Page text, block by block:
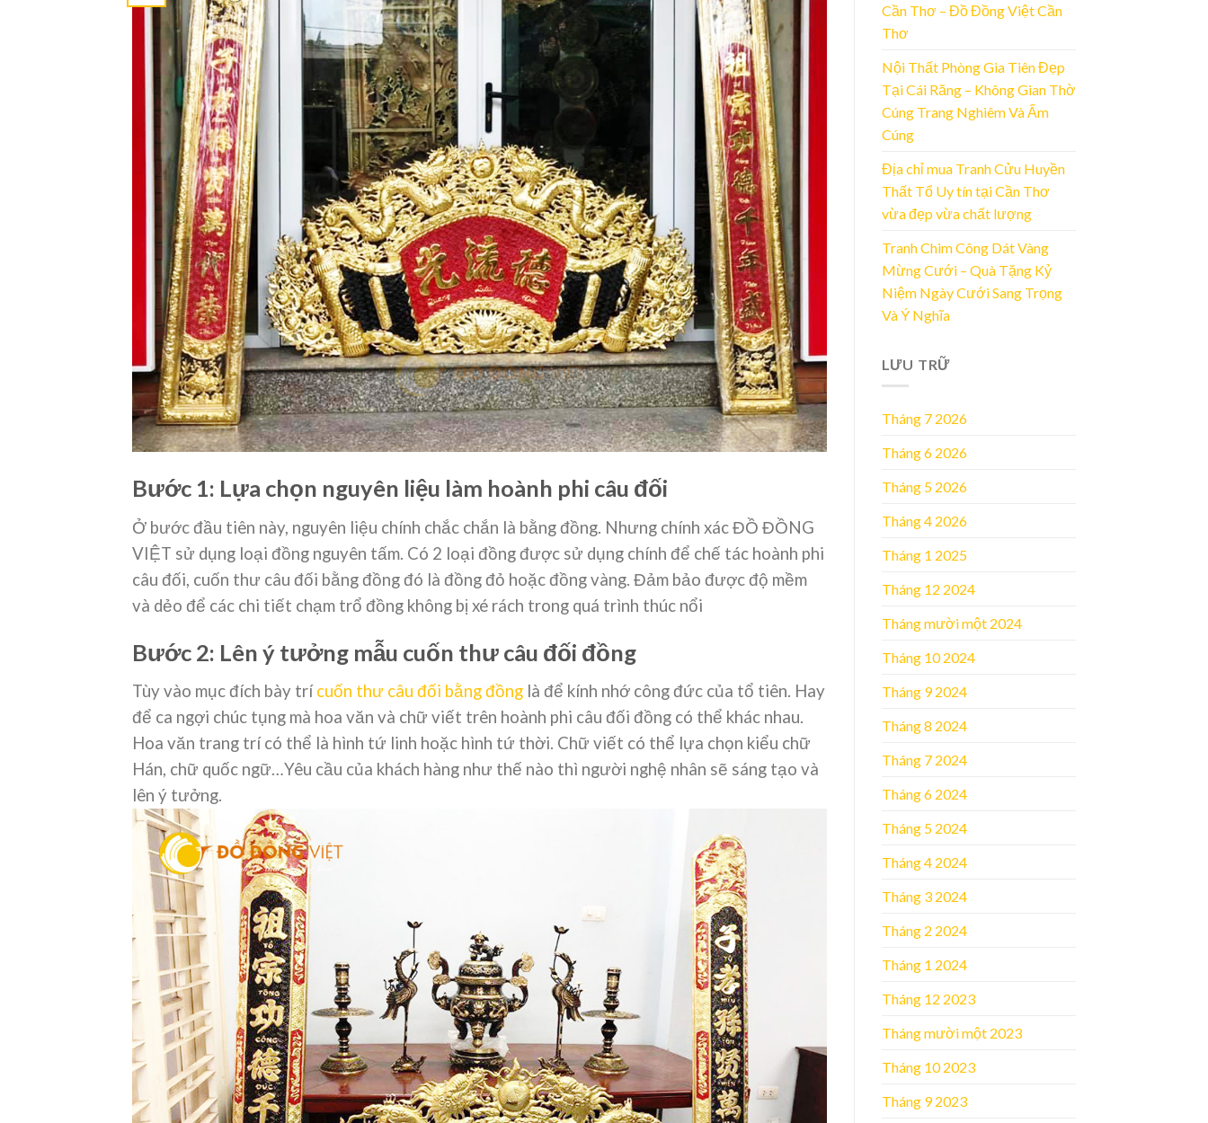
Bước 1: Lựa chọn nguyên liệu làm hoành phi câu đối
Ở bước đầu tiên này, nguyên liệu chính chắc chắn là bằng đồng. Nhưng chính xác ĐỒ ĐỒNG
VIỆT sử dụng loại đồng nguyên tấm. Có 2 loại đồng được sử dụng chính để chế tác hoành phi
câu đối, cuốn thư câu đối bằng đồng đó là đồng đỏ hoặc đồng vàng. Đảm bảo được độ mềm
và dẻo để các chi tiết chạm trổ đồng không bị xé rách trong quá trình thúc nổi
Bước 2: Lên ý tưởng mẫu cuốn thư câu đối đồng
Tùy vào mục đích bày trícuốn thư câu đối bằng đồng là để kính nhớ công đức của tổ tiên. Hay
để ca ngợi chúc tụng mà hoa văn và chữ viết trên hoành phi câu đối đồng có thể khác nhau.
Hoa văn trang trí có thể là hình tứ linh hoặc hình tứ thời. Chữ viết có thể lựa chọn kiểu chữ
Hán, chữ quốc ngữ…Yêu cầu của khách hàng như thế nào thì người nghệ nhân sẽ sáng tạo và
lên ý tưởng.
Cần Thơ – Đồ Đồng Việt Cần
Thơ
Nội Thất Phòng Gia Tiên Đẹp
Tại Cái Răng – Không Gian Thờ
Cúng Trang Nghiêm Và Ấm
Cúng
Địa chỉ mua Tranh Cửu Huyền
Thất Tổ Uy tín tại Cần Thơ
vừa đẹp vừa chất lượng
Tranh Chim Công Dát Vàng
Mừng Cưới – Quà Tặng Kỷ
Niệm Ngày Cưới Sang Trọng
Và Ý Nghĩa
LƯU TRỮ
Tháng 7 2026
Tháng 6 2026
Tháng 5 2026
Tháng 4 2026
Tháng 1 2025
Tháng 12 2024
Tháng mười một 2024
Tháng 10 2024
Tháng 9 2024
Tháng 8 2024
Tháng 7 2024
Tháng 6 2024
Tháng 5 2024
Tháng 4 2024
Tháng 3 2024
Tháng 2 2024
Tháng 1 2024
Tháng 12 2023
Tháng mười một 2023
Tháng 10 2023
Tháng 9 2023